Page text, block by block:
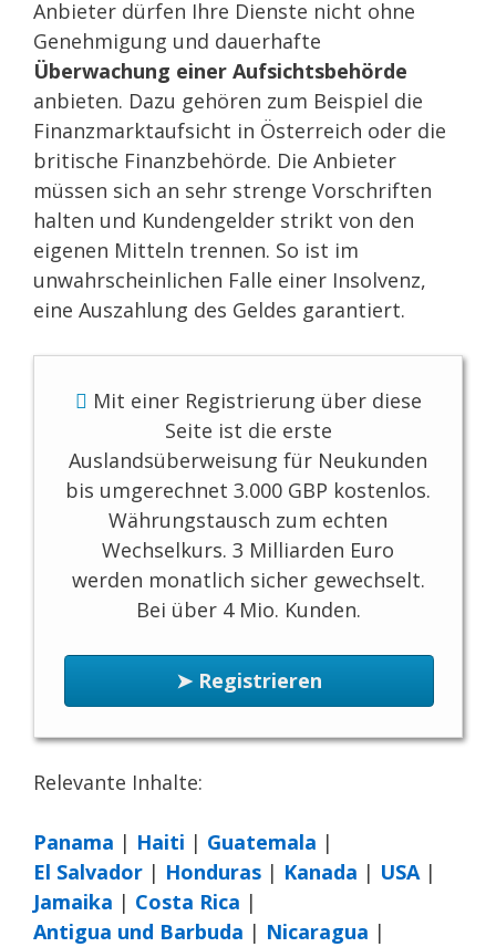
Anbieter dürfen Ihre Dienste nicht ohne
Genehmigung und dauerhafte
Überwachung einer Aufsichtsbehörde
anbieten. Dazu gehören zum Beispiel die
Finanzmarktaufsicht in Österreich oder die
britische Finanzbehörde. Die Anbieter
müssen sich an sehr strenge Vorschriften
halten und Kundengelder strikt von den
eigenen Mitteln trennen. So ist im
unwahrscheinlichen Falle einer Insolvenz,
eine Auszahlung des Geldes garantiert.
Mit einer Registrierung über diese
Seite ist die erste
Auslandsüberweisung für Neukunden
bis umgerechnet 3.000 GBP kostenlos.
Währungstausch zum echten
Wechselkurs. 3 Milliarden Euro
werden monatlich sicher gewechselt.
Bei über 4 Mio. Kunden.
➤ Registrieren
Relevante Inhalte:
Panama | Haiti | Guatemala |
El Salvador | Honduras | Kanada | USA|
Jamaika | Costa Rica |
Antigua und Barbuda | Nicaragua |